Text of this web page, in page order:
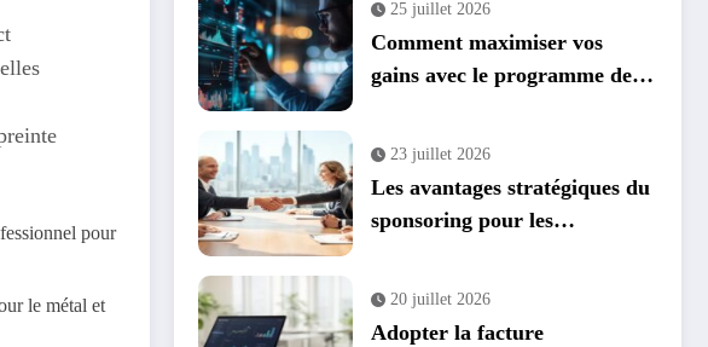
pour
le métal et
25 juillet 2026
Comment maximiser vos
gains avec le programme de
23 juillet 2026
Les avantages stratégiques du
sponsoring pour les
20 juillet 2026
Adopter la facture